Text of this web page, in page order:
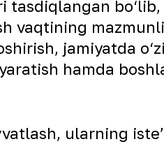
vaqtining
jamiyatda
hamda
ularning